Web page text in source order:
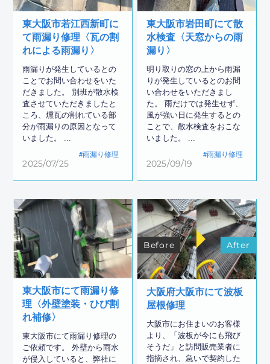
東大阪市若江西新町に
て雨漏り修理〈瓦の割
れによる雨漏り〉
雨漏りが発生しているとの
ことでお問い合わせをいた
だきました。 別班が散水検
査させていただきましたと
ころ、燻瓦の割れている部
分が雨漏りの原因となって
いました。 ...
2025/07/25
雨漏り修理
東大阪市岩田町にて散
水検査〈天窓からの雨
漏り〉
明り取りの窓の上から雨漏
りが発生しているとのお問
い合わせをいただきまし
た。 雨だけでは発生せず、
風が強い日に発生するとの
ことで、散水検査をおこな
いました。 ...
2025/09/19
雨漏り修理
東大阪市にて雨漏り修
理〈外壁塗装・ひび割
れ補修〉
東大阪市にて雨漏り修理の
ご依頼です。 外壁から雨水
が侵入していると、弊社に
Before After
大阪府大阪市にて波板
屋根修理
大阪市にお住まいのお客様
より、「波板が今にも飛び
そうだ」と訪問販売業者に
指摘され、急いで契約した